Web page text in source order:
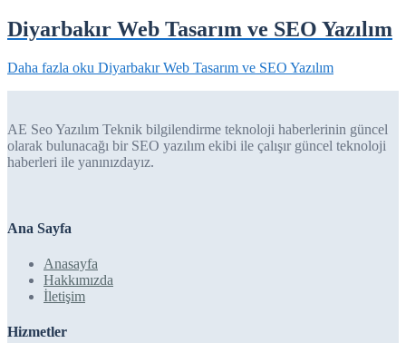
Diyarbakır Web Tasarım ve SEO Yazılım
Daha fazla oku Diyarbakır Web Tasarım ve SEO Yazılım
AE Seo Yazılım Teknik bilgilendirme teknoloji haberlerinin güncel
olarak bulunacağı bir SEO yazılım ekibi ile çalışır güncel teknoloji
haberleri ile yanınızdayız.
Ana Sayfa
Anasayfa
Hakkımızda
İletişim
Hizmetler